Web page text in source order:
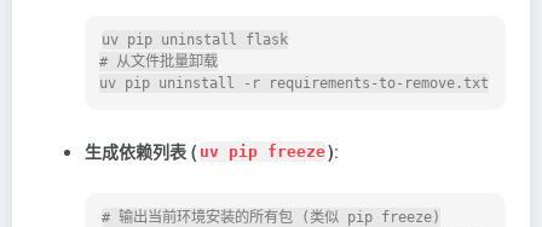
uv pip uninstall flask
# 从文件批量卸载
生成依赖列表 ( uv pip freeze):
# 输出当前环境安装的所有包 (类似 pip freeze)